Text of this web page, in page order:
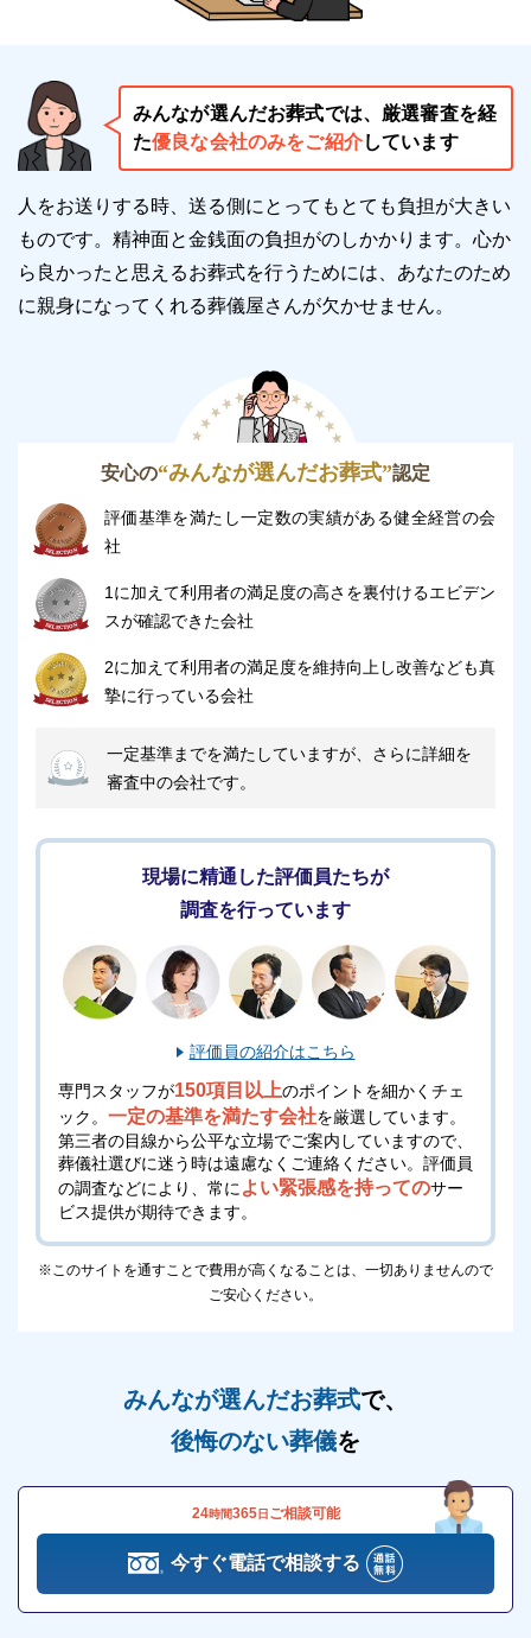
家族葬専用ホールで駐車場10台を完備しているの
なるべく費用を抑えた葬儀を執り行いたい方
フューネラル・ネット 霞ホールはなるべく費用を抑
えた葬儀を執り行いたい方におすすめです。
葬儀費用が幾らかかるのか、プランに含まれる項目は
はっきりしているかなど、初めての方には不安なこと
ばかりです。
フューネラル・ネット 霞ホールは「直葬・火葬式プ
ラン」「個人・身内葬式プラン」「家族・親族葬式プ
ラン」の3つのシンプルなプランを提示しています。
また、葬儀費用は姫路で最も安い価格になっていま
す。
も安心して葬儀が執り行える斎場として利用されてい
無駄なオプションを押し付けない
ご遺族に寄り添った柔軟な対応で葬儀を執り行う
フューネラル・ネット 霞ホールのご利用時の注
意点
についてご紹介します。
される場合はご相談ください
無料でご相談を承ります。
電話番号「0120-24-1234」にお電話をお願いしま
す。
24時間受付けていますので、早朝でも深夜でもかまい
ません。
葬儀のことが何もわからなくても、お電話口でご状況
て
フューネラル・ネット 霞ホールの駐車場の収容台数
は10台です。
フューネラル・ネット 霞ホールは家族葬専用ホール
のため、10台の駐車場でほとんどの場合対応ができま
す。
みんなが選んだお葬式では、厳選審査を経
た優良な会社のみをご紹介しています
人をお送りする時、送る側にとってもとても負担が大きい
ものです。精神面と金銭面の負担がのしかかります。 心か
ら良かったと思えるお葬式を行うためには、あなたのため
に親身になってくれる葬儀屋さんが欠かせません。
安心の“みんなが選んだお葬式”認定
評価基準を満たし一定数の実績がある健全経営の会
社
1に加えて利用者の満足度の高さを裏付けるエビデン
スが確認できた会社
2に加えて利用者の満足度を維持向上し改善なども真
摯に行っている会社
一定基準までを満たしていますが、さらに詳細を
審査中の会社です。
現場に精通した評価員たちが
調査を行っています
評価員の紹介はこちら
専門スタッフが150項目以上のポイントを細かくチェ
ック。 一定の基準を満たす会社を厳選しています。
第三者の目線から公平な立場でご案内していますので、
葬儀社選びに迷う時は遠慮なくご連絡ください。 評価員
の調査などにより、常に よい緊張感を持ってのサー
ビス提供が期待できます。
※このサイトを通すことで費用が高くなることは、一切ありませんので
ご安心ください。
みんなが選んだお葬式で、
後悔のない葬儀を
24時間365日 ご相談可能
今すぐ電話で相談する